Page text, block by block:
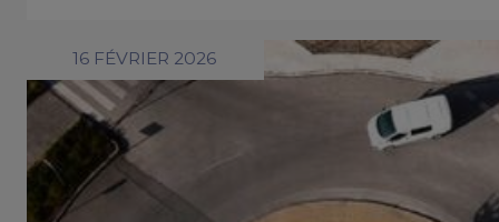
16 FÉVRIER 2026